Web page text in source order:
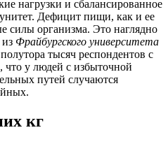
нагрузки и сбалансированное
Дефицит пищи, как и ее
силы организма. Это наглядно
Фрайбургского университета
тысяч респондентов с
у людей с избыточной
путей случаются
кг